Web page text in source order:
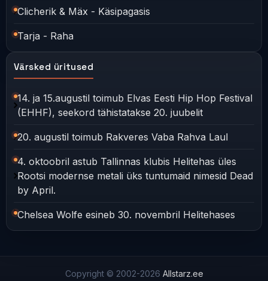
Clicherik & Mäx - Käsipagasis
Tarja - Raha
Värsked üritused
14. ja 15.augustil toimub Elvas Eesti Hip Hop Festival
(EHHF), seekord tähistatakse 20. juubelit
20. augustil toimub Rakveres Vaba Rahva Laul
4. oktoobril astub Tallinnas klubis Helitehas üles
Rootsi modernse metali üks tuntumaid nimesid Dead
by April.
Chelsea Wolfe esineb 30. novembril Helitehases
Copyright © 2002-2026 Allstarz.ee